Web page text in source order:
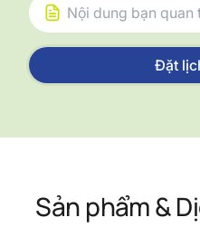
Sản phẩm &